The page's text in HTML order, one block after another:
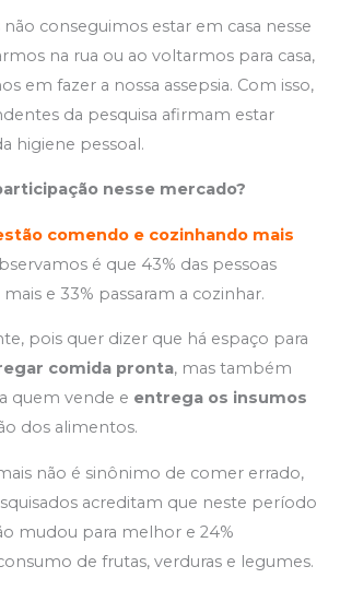
não conseguimos estar em casa nesse
na rua ou ao voltarmos para casa,
em fazer a nossa assepsia. Com isso,
da pesquisa afirmam estar
higiene pessoal.
nesse mercado?
comendo e cozinhando mais
é que 43% das pessoas
e 33% passaram a cozinhar.
pois quer dizer que há espaço para
comida pronta, mas também
quem vende e entrega os insumos
dos alimentos.
não é sinônimo de comer errado,
acreditam que neste período
mudou para melhor e 24%
de frutas, verduras e legumes.